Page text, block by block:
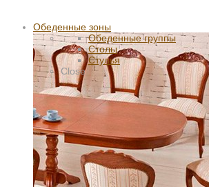
Обеденные зоны
Обеденные группы
Столы
Стулья
Close